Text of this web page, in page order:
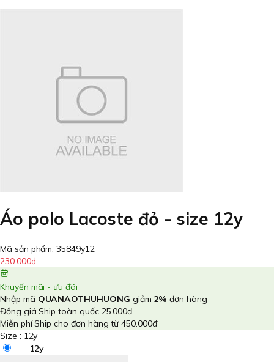
Áo polo Lacoste đỏ - size 12y
Mã sản phẩm: 35849y12
230.000₫
Khuyến mãi - ưu đãi
Nhập mã QUANAOTHUHUONG giảm 2% đơn hàng
Đồng giá Ship toàn quốc 25.000đ
Miễn phí Ship cho đơn hàng từ 450.000đ
Size : 12y
12y